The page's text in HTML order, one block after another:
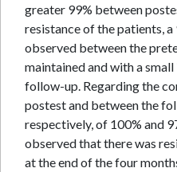
greater 99% between
resistance of the patients,
observed between the
maintained and with a
follow-up. Regarding the
postest and between the
respectively, of 100% and
observed that there was
at the end of the four